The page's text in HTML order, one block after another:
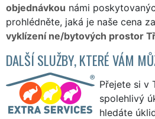
objednávkou námi
prohlédněte, jaká je naše cena
vyklízení ne/bytových prostor
DALŠÍ SLUŽBY, KTERÉ VÁM
Přejete si v
spolehlivý
hledáte